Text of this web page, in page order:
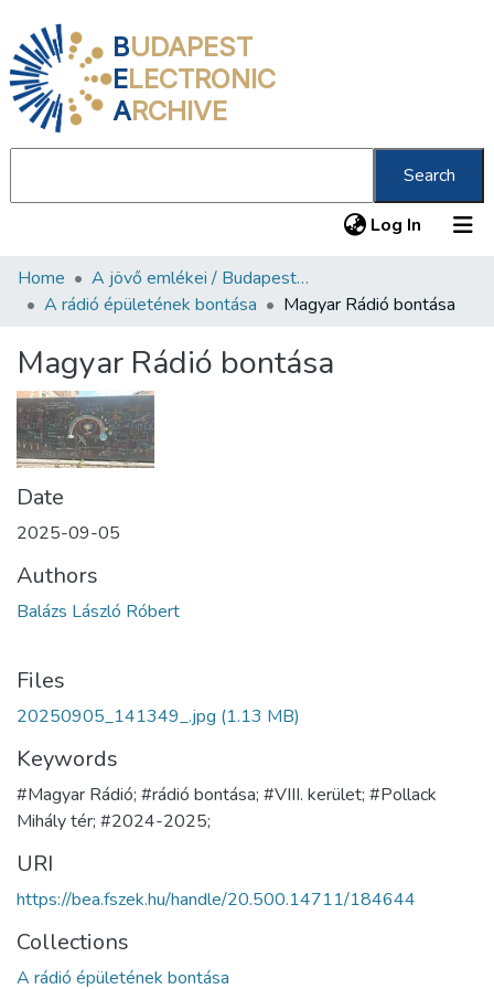
BUDAPEST
ELECTRONIC
ARCHIVE
Search
Log In (current)
Communities & Collections
Statistics
About us
Home
A jövő emlékei / Budapest ma
A rádió épületének bontása
Magyar Rádió bontása
Magyar Rádió bontása
Date
2025-09-05
Authors
Balázs László Róbert
Files
20250905_141349_.jpg (1.13 MB)
Keywords
#Magyar Rádió; #rádió bontása; #VIII. kerület; #Pollack
Mihály tér; #2024-2025;
URI
https://bea.fszek.hu/handle/20.500.14711/184644
Collections
A rádió épületének bontása